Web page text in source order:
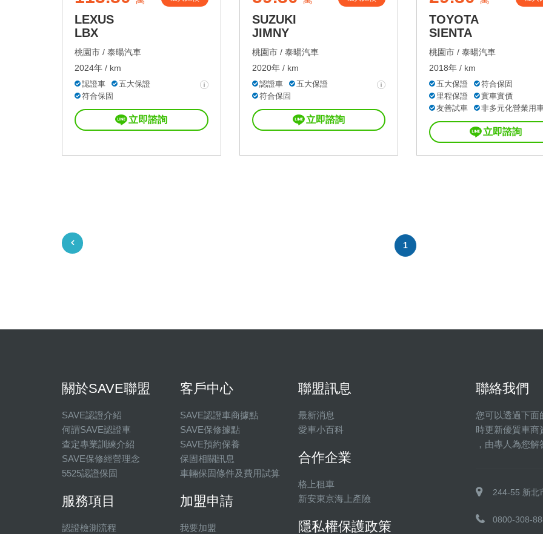
LEXUS
LBX
桃園市 / 泰暘汽車
2024年 / km
認證車
五大保證
符合保固
立即諮詢
SUZUKI
JIMNY
桃園市 / 泰暘汽車
2020年 / km
認證車
五大保證
符合保固
立即諮詢
TOYOTA
SIENTA
桃園市 / 泰暘汽車
2018年 / km
五大保證
符合保固
里程保證
實車實價
友善試車
非多元化營業用
立即諮詢
1
關於SAVE聯盟
SAVE認證介紹
何謂SAVE認證車
查定專業訓練介紹
SAVE保修經營理念
5525認證保固
服務項目
認證檢測流程
客戶中心
SAVE認證車商據點
SAVE保修據點
SAVE預約保養
保固相關訊息
車輛保固條件及費用試算
加盟申請
我要加盟
聯盟訊息
最新消息
愛車小百科
合作企業
格上租車
新安東京海上產險
隱私權保護政策
聯絡我們
您可以透過下面
時更新優質車商
，由專人為您解
244-55 新北
0800-308-